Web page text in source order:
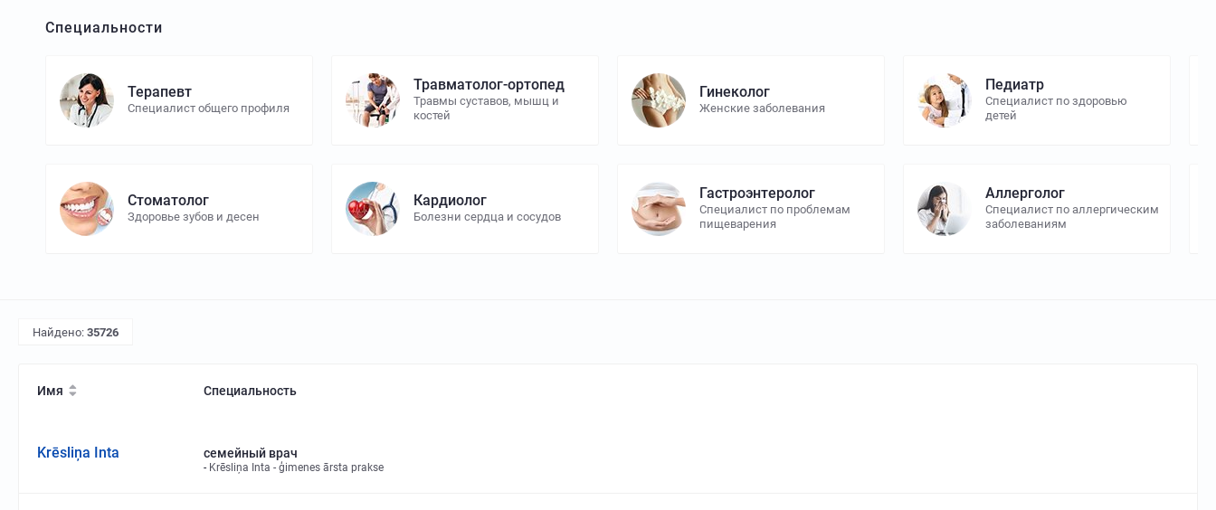
Специальности
Терапевт
Специалист общего профиля
Травматолог-ортопед
Травмы суставов, мышц и
костей
Гинеколог
Женские заболевания
Педиатр
Специалист по здоровью
детей
Стоматолог
Здоровье зубов и десен
Кардиолог
Болезни сердца и сосудов
Гастроэнтеролог
Специалист по проблемам
пищеварения
Аллерголог
Специалист по аллергическим
заболеваниям
Найдено: 35726
Имя Специальность
Krēsliņa Inta семейный врач
Krēsliņa Inta - ģimenes ārsta prakse